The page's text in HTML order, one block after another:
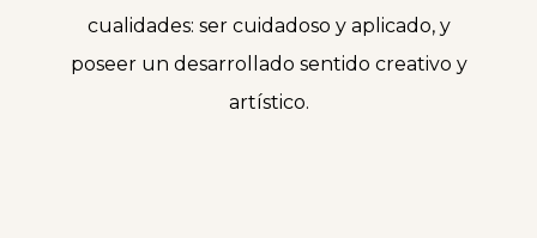
cualidades: ser cuidadoso y aplicado, y
poseer un desarrollado sentido creativo y
artístico.